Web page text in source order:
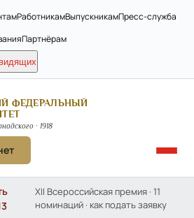
РаботникамВыпускникамПресс-служба
Партнёрам
ФЕДЕРАЛЬНЫЙ
· 1918
XII Всероссийская премия · 11
номинаций · как подать заявку